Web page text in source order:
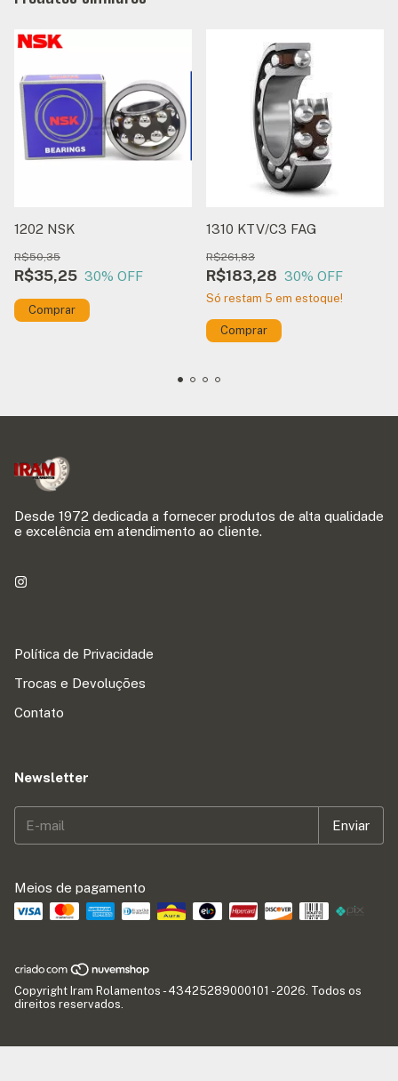
1202 NSK
R$35,25
R$50,35
30% OFF
1310 KTV/C3 FAG
R$183,28
R$261,83
30% OFF
Só restam 5 em estoque!
Comprar
Desde 1972 dedicada a fornecer produtos de alta qualidade
e excelência em atendimento ao cliente.
Política de Privacidade
Trocas e Devoluções
Contato
Newsletter
Meios de pagamento
Copyright Iram Rolamentos - 43425289000101 - 2026. Todos os
direitos reservados.